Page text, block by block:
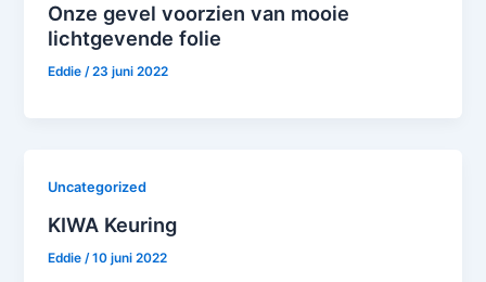
Onze gevel voorzien van mooie
lichtgevende folie
Eddie/23 juni 2022
Uncategorized
KIWA Keuring
Eddie /10 juni 2022